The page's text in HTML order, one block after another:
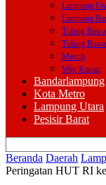
Lampung
Lampung
Tulang
Tulang
Mesuji
Way Kanan
Bandarlampung
Kota Metro
Lampung Utara
Pesisir Barat
Beranda Daerah
Peringatan HUT RI